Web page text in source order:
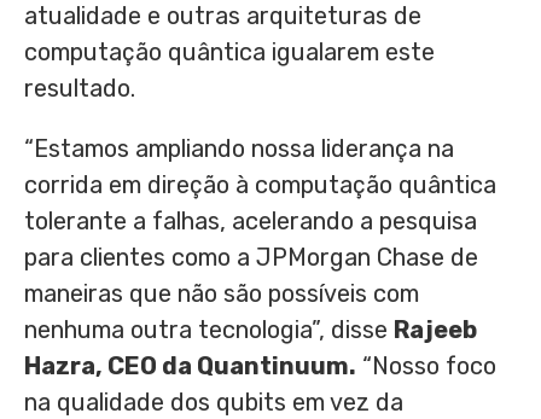
atualidade e outras arquiteturas de
computação quântica igualarem este
resultado.
“Estamos ampliando nossa liderança na
corrida em direção à computação quântica
tolerante a falhas, acelerando a pesquisa
para clientes como a JPMorgan Chase de
maneiras que não são possíveis com
nenhuma outra tecnologia”, disse Rajeeb
Hazra, CEO da Quantinuum. “Nosso foco
na qualidade dos qubits em vez da